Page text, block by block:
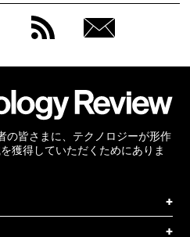
の皆さまに、テクノロジーが形作
獲得していただくためにありま
+
+